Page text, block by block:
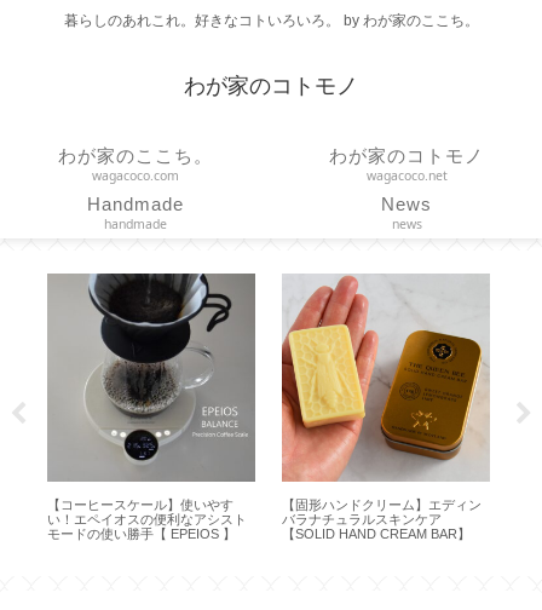
暮らしのあれこれ。好きなコトいろいろ。 by わが家のここち。
わが家のコトモノ
わが家のここち。
wagacoco.com
わが家のコトモノ
wagacoco.net
Handmade
handmade
News
news
使いやす
アシスト
】
【固形ハンドクリーム】エディン
バラナチュラルスキンケア
【SOLID HAND CREAM BAR】
【エコバッグ】大小どっちが便
利？ボールアンドチェーンのLサ
ズもいい！【 Ball&Chain 】